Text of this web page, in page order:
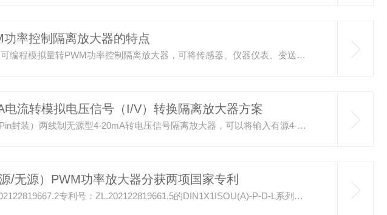
率控制隔离放大器的特点
DIN1X1ISOU(A)-P-D-L系列可编程模拟量转PWM功率控制隔离放大器，可将传感器、仪器仪表、变送器输出的4-20mA/0-20mA/0-5V/0-10V等模拟信号隔离转换为PWM脉冲调宽功率放大控制信号，并实现PWM频率可编程输出。该产品内部嵌入了MCU单片机AD输入转换控制，输出控制设计分为MOS管漏极开路型（OD门）无源PWM大电流控制输出方式DIN1X1ISOU(A)-P-D-L1系列和有源PWM电压脉宽控制输出方式DIN1X1ISOU(A)-P-D-L2系...
电流转模拟电压信号（I/V）转换隔离放大器方案
ISO4-20mA-O系列（SIP12Pin封装）两线制无源型4-20mA转电压信号隔离放大器，可以将输入有源4-20mA的电流信号隔离转换成电压信号I/V转换输出。该方案采用两线制输入回路供电方式，高效信号回路窃电技术，无须外接工作电源，大大简化了用户的设计，降低用户布线成本。该模块内部包含有电流信号调制解调电路、信号耦合隔离变换电路、电源逆变电路、减法电路，缓冲处理输出电路等，很小的输入等效电阻，使该产品能够从传感器信号输出回路中采集电流信号，并能达到输入20mA信号时电...
/无源）PWM功率放大器分获两项国家专利
本次获得专利专利号：ZL.202122819667.2专利号：ZL.202122819661.5的DIN1X1ISOU(A)-P-D-L系列产品是顺源科技新开发的可编程模拟信号转PWM脉冲调宽大电流控制隔离变送器，可将传感器、仪器仪表、变送器输出的4-20mA/0-20mA/0-5V/0-10V等模拟信号隔离转换为PWM脉冲调宽功率放大控制信号，并实现PWM频率可编程输出。该产品内部嵌入了MCU单片机AD输入转换控制，输出控制设计分为MOS管漏极开路型（OD门）无源PWM大电...